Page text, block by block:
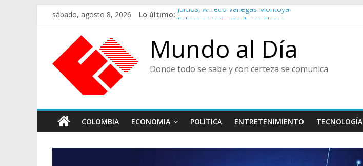
Saltarsábado, agosto 8, 2026 Lo último: Juicios, Alfredo Vanegas Montoya
Café Presidencial
Ministra de Cultura y Centro de Historia de Envigado
De Cara al Porvenir, Pedro Juan González
Mundo al Día
Donde todo se sabe y con certeza se comunica
COLOMBIA ECONOMIA POLITICA ENTRETENIMIENTO TECNOLOGÍA